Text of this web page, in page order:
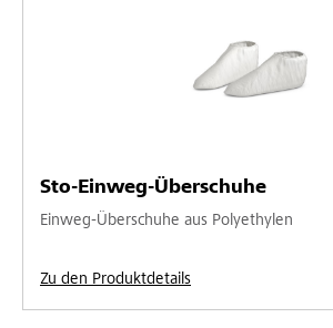
Sto-Einweg-Überschuhe
Einweg-Überschuhe aus Polyethylen
Zu den Produktdetails